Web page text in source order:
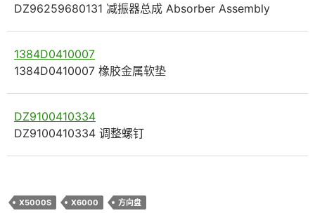
DZ96259680131 减振器总成 Absorber Assembly
1384D0410007
1384D0410007 橡胶金属软垫
DZ9100410334
DZ9100410334 调整螺钉
X5000S X6000 方向盘